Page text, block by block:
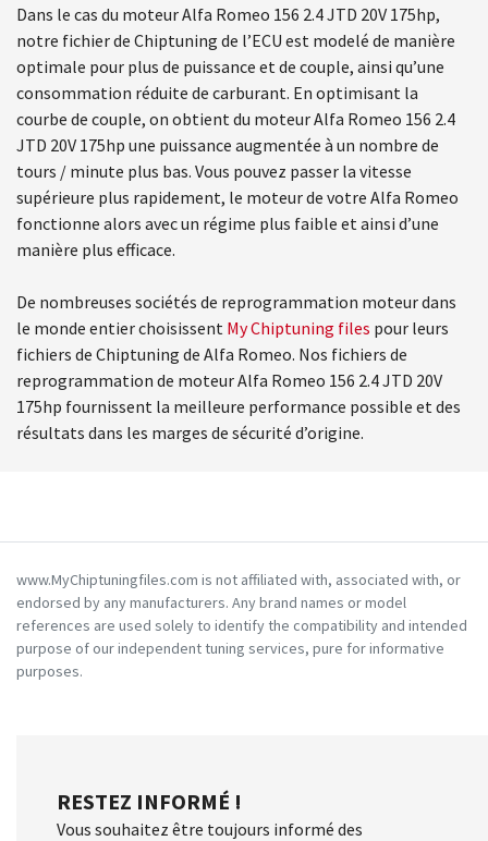
Dans le cas du moteur Alfa Romeo 156 2.4 JTD 20V 175hp,
notre fichier de Chiptuning de l’ECU est modelé de manière
optimale pour plus de puissance et de couple, ainsi qu’une
consommation réduite de carburant. En optimisant la
courbe de couple, on obtient du moteur Alfa Romeo 156 2.4
JTD 20V 175hp une puissance augmentée à un nombre de
tours / minute plus bas. Vous pouvez passer la vitesse
supérieure plus rapidement, le moteur de votre Alfa Romeo
fonctionne alors avec un régime plus faible et ainsi d’une
manière plus efficace.
De nombreuses sociétés de reprogrammation moteur dans
le monde entier choisissent My Chiptuning files pour leurs
fichiers de Chiptuning de Alfa Romeo. Nos fichiers de
reprogrammation de moteur Alfa Romeo 156 2.4 JTD 20V
175hp fournissent la meilleure performance possible et des
résultats dans les marges de sécurité d’origine.
www.MyChiptuningfiles.com is not affiliated with, associated with, or
endorsed by any manufacturers. Any brand names or model
references are used solely to identify the compatibility and intended
purpose of our independent tuning services, pure for informative
purposes.
RESTEZ INFORMÉ !
Vous souhaitez être toujours informé des